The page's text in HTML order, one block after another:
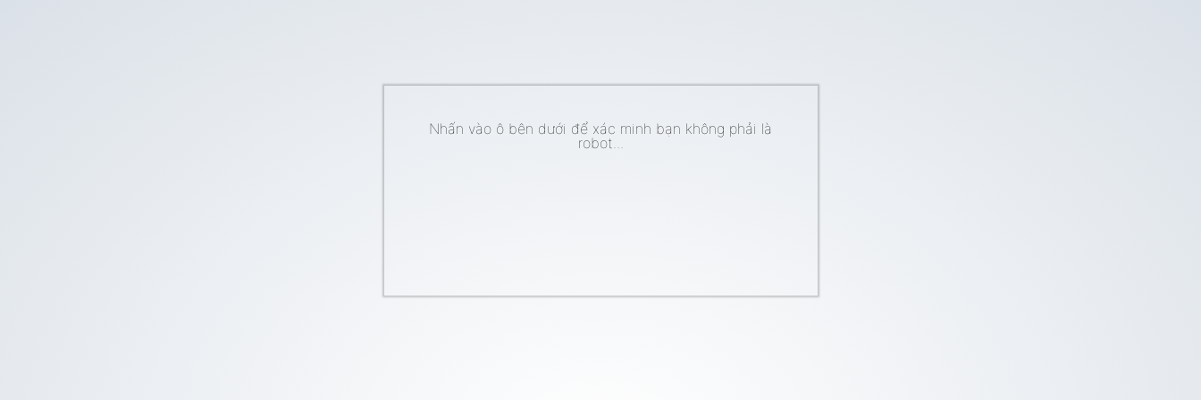
Nhấn vào ô bên dưới để xác minh bạn không phải là
robot...